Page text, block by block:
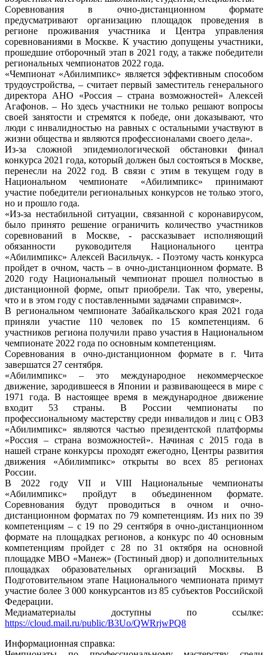
Соревнования в очно-дистанционном формате
предусматривают организацию площадок проведения в
регионе проживания участника и Центра управления
соревнованиями в Москве. К участию допущены участники,
прошедшие отборочный этап в 2021 году, а также победители
региональных чемпионатов 2022 года.
«Чемпионат «Абилимпикс» является эффективным способом
трудоустройства, – считает первый заместитель генерального
директора АНО «Россия – страна возможностей» Алексей
Агафонов. – Но здесь участники не только решают вопросы
своей занятости и стремятся к победе, они доказывают, что
люди с инвалидностью на равных с остальными участвуют в
жизни общества и являются профессионалами своего дела».
Из-за сложной эпидемиологической обстановки финал
конкурса 2021 года, который должен был состояться в Москве,
перенесли на 2022 год. В связи с этим в текущем году в
Национальном чемпионате «Абилимпикс» принимают
участие победители региональных конкурсов не только этого,
но и прошло года.
«Из-за нестабильной ситуации, связанной с коронавирусом,
было принято решение ограничить количество участников
соревнований в Москве, - рассказывает исполняющий
обязанности руководителя Национального центра
«Абилимпикс» Алексей Васильчук. - Поэтому часть конкурса
пройдет в очном, часть – в очно-дистанционном формате. В
2020 году Национальный чемпионат прошел полностью в
дистанционной форме, опыт приобрели. Так что, уверены,
что и в этом году с поставленными задачами справимся».
В региональном чемпионате Забайкальского края 2021 года
приняли участие 110 человек по 15 компетенциям. 6
участников региона получили право участия в Национальном
чемпионате 2022 года по основным компетенциям.
Соревнования в очно-дистанционном формате в г. Чита
завершатся 27 сентября.
«Абилимпикс» – это международное некоммерческое
движение, зародившееся в Японии и развивающееся в мире с
1971 года. В настоящее время в международное движение
входит 53 страны. В России чемпионаты по
профессиональному мастерству среди инвалидов и лиц с ОВЗ
«Абилимпикс» являются частью президентской платформы
«Россия – страна возможностей». Начиная с 2015 года в
нашей стране конкурсы проходят ежегодно, Центры развития
движения «Абилимпикс» открыты во всех 85 регионах
России.
В 2022 году VII и VIII Национальные чемпионаты
«Абилимпикс» пройдут в объединенном формате.
Соревнования будут проводиться в очном и очно-
дистанционном форматах по 79 компетенциям. Из них по 39
компетенциям – с 19 по 29 сентября в очно-дистанционном
формате на площадках регионов, а конкурс по 40 основным
компетенциям пройдет с 28 по 31 октября на основной
площадке МВО «Манеж» (Гостиный двор) и дополнительных
площадках образовательных организаций Москвы. В
Подготовительном этапе Национального чемпионата примут
участие более 3 000 конкурсантов из 85 субъектов Российской
Федерации.
Медиаматериалы доступны по ссылке:
https://cloud.mail.ru/public/B3Uo/QWRrjwPQ8
Информационная справка: